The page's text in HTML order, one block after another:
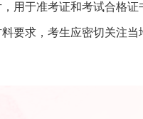
用于准考证和考试合格证
要求，考生应密切关注